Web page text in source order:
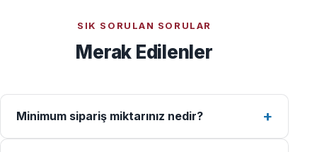
SIK SORULAN SORULAR
Merak Edilenler
Minimum sipariş miktarınız nedir?